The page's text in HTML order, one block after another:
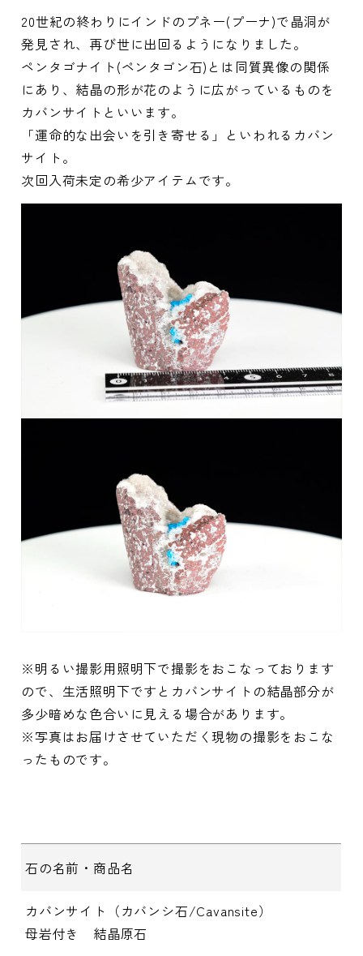
20世紀の終わりにインドのプネー(プーナ)で晶洞が
発見され、再び世に出回るようになりました。
ペンタゴナイト(ペンタゴン石)とは同質異像の関係
にあり、結晶の形が花のように広がっているものを
カバンサイトといいます。
「運命的な出会いを引き寄せる」といわれるカバン
サイト。
次回入荷未定の希少アイテムです。
※明るい撮影用照明下で撮影をおこなっております
ので、生活照明下ですとカバンサイトの結晶部分が
多少暗めな色合いに見える場合があります。
※写真はお届けさせていただく現物の撮影をおこな
ったものです。
石の名前・商品名
カバンサイト（カバンシ石/Cavansite）
母岩付き 結晶原石